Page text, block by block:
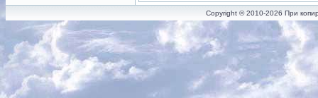
Copyright © 2010-2026 При